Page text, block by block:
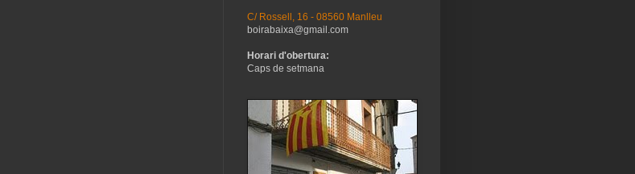
C/ Rossell, 16 - 08560 Manlleu
boirabaixa@gmail.com
Horari d'obertura:
Caps de setmana